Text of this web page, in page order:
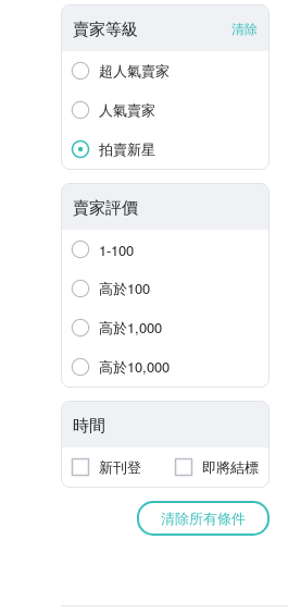
賣家等級 清除
超人氣賣家
人氣賣家
拍賣新星
賣家評價
1-100
高於100
高於1,000
高於10,000
時間
新刊登 即將結標
清除所有條件